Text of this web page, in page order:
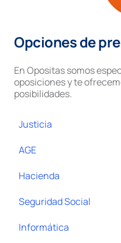
Opciones de
En Opositas somos
oposiciones y te
posibilidades.
Justicia
AGE
Hacienda
Seguridad Social
Informática